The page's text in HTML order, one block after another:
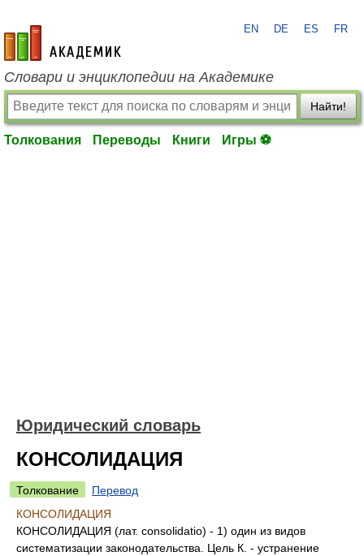
academic.ru
EN DE ES FR
Словари и энциклопедии на Академике
Найти!
Толкования Переводы Книги Игры ⚽
Юридический словарь
КОНСОЛИДАЦИЯ
Толкование
Перевод
КОНСОЛИДАЦИЯ
КОНСОЛИДАЦИЯ (лат. consolidatio) - 1) один из видов
систематизации законодательства. Цель К. - устранение